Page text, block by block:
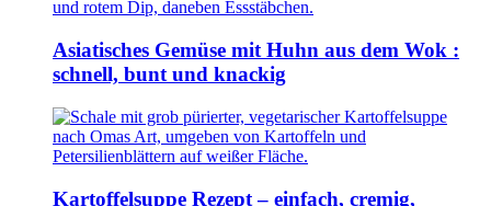
Asiatisches Gemüse mit Huhn aus dem Wok :
schnell, bunt und knackig
Kartoffelsuppe Rezept – einfach, cremig,